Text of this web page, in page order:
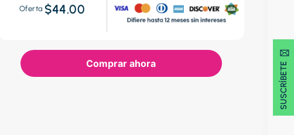
SUSCRÍBETE 🖂
Oferta $44.00
Comprar ahora